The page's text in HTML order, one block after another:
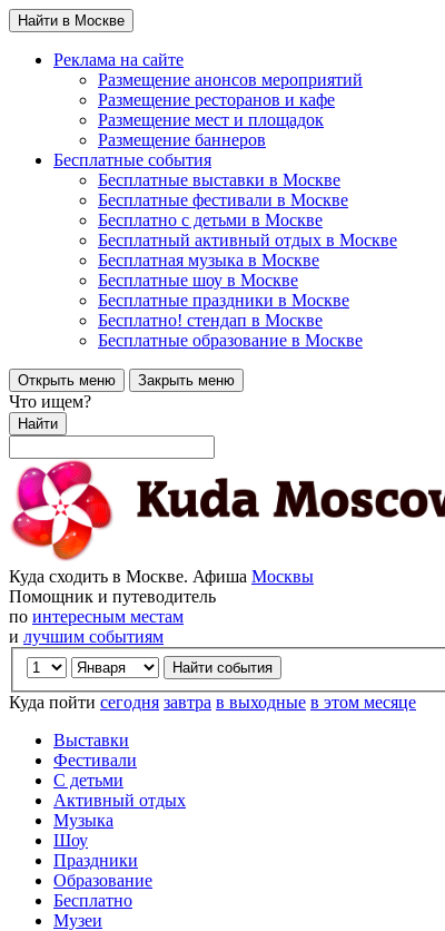
Найти в Москве
Реклама на сайте
Размещение анонсов мероприятий
Размещение ресторанов и кафе
Размещение мест и площадок
Размещение баннеров
Бесплатные события
Бесплатные выставки в Москве
Бесплатные фестивали в Москве
Бесплатно с детьми в Москве
Бесплатный активный отдых в Москве
Бесплатная музыка в Москве
Бесплатные шоу в Москве
Бесплатные праздники в Москве
Бесплатно! стендап в Москве
Бесплатные образование в Москве
Открыть меню Закрыть меню
Что ищем?
Найти
Куда сходить в Москве. Афиша Москвы
Помощник и путеводитель
по интересным местам
и лучшим событиям
Куда пойти сегодня завтра в выходные в этом месяце
Выставки
Фестивали
С детьми
Активный отдых
Музыка
Шоу
Праздники
Образование
Бесплатно
Музеи